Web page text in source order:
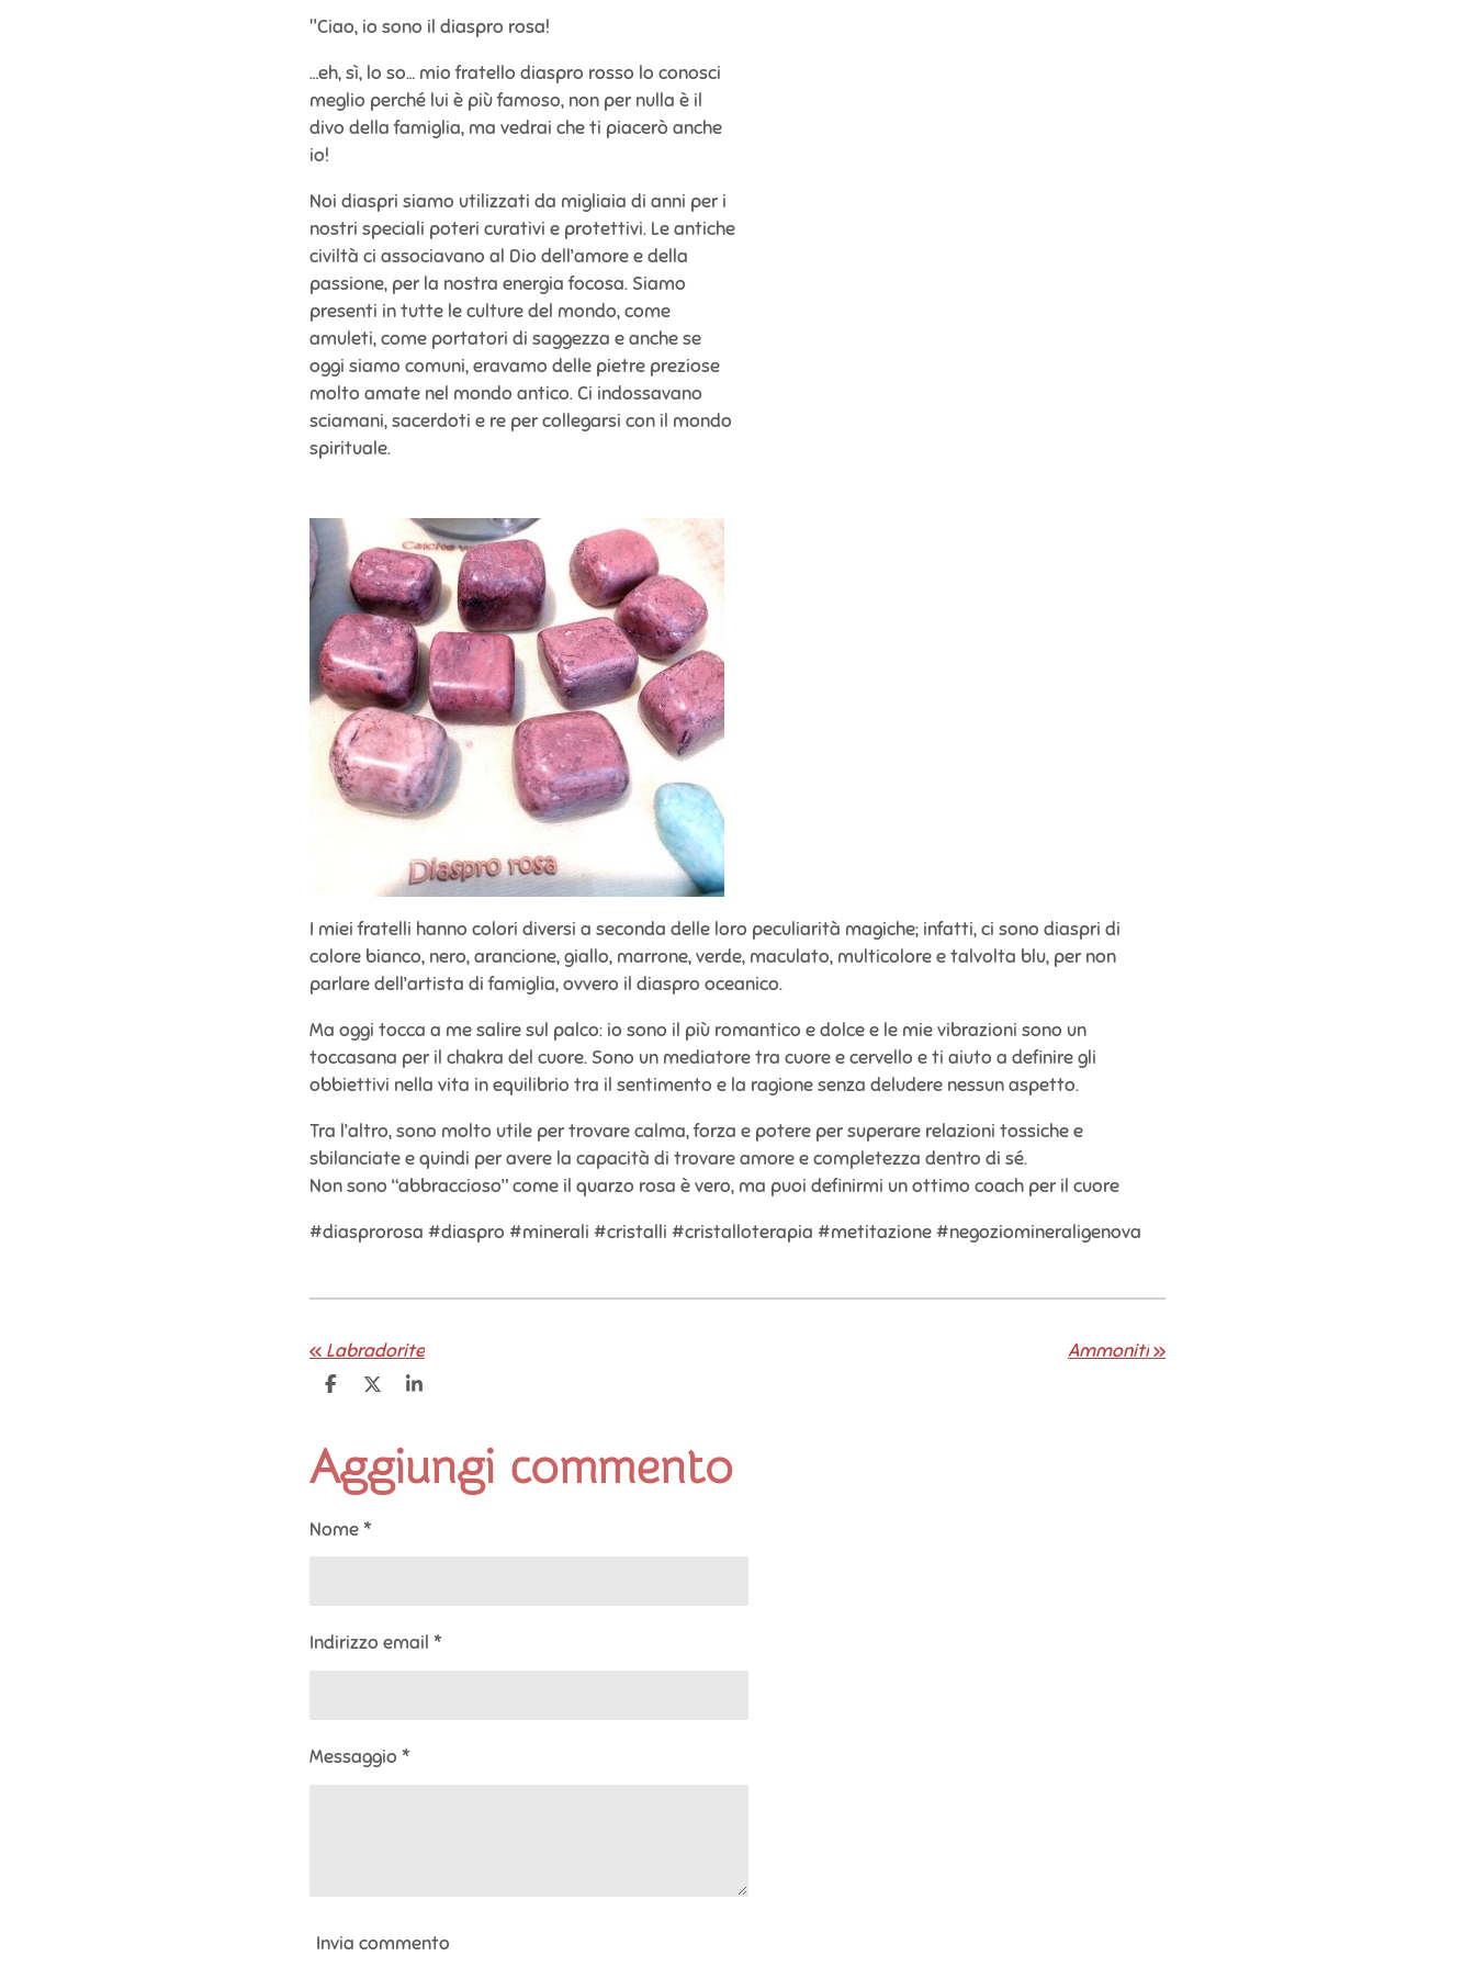
"Ciao, io sono il diaspro rosa!
…eh, sì, lo so… mio fratello diaspro rosso lo conosci
meglio perché lui è più famoso, non per nulla è il
divo della famiglia, ma vedrai che ti piacerò anche
io!
Noi diaspri siamo utilizzati da migliaia di anni per i
nostri speciali poteri curativi e protettivi. Le antiche
civiltà ci associavano al Dio dell’amore e della
passione, per la nostra energia focosa. Siamo
presenti in tutte le culture del mondo, come
amuleti, come portatori di saggezza e anche se
oggi siamo comuni, eravamo delle pietre preziose
molto amate nel mondo antico. Ci indossavano
sciamani, sacerdoti e re per collegarsi con il mondo
spirituale.
I miei fratelli hanno colori diversi a seconda delle loro peculiarità magiche; infatti, ci sono diaspri di
colore bianco, nero, arancione, giallo, marrone, verde, maculato, multicolore e talvolta blu, per non
parlare dell’artista di famiglia, ovvero il diaspro oceanico.
Ma oggi tocca a me salire sul palco: io sono il più romantico e dolce e le mie vibrazioni sono un
toccasana per il chakra del cuore. Sono un mediatore tra cuore e cervello e ti aiuto a definire gli
obbiettivi nella vita in equilibrio tra il sentimento e la ragione senza deludere nessun aspetto.
Tra l’altro, sono molto utile per trovare calma, forza e potere per superare relazioni tossiche e
sbilanciate e quindi per avere la capacità di trovare amore e completezza dentro di sé.
Non sono “abbraccioso” come il quarzo rosa è vero, ma puoi definirmi un ottimo coach per il cuore
#diasprorosa #diaspro #minerali #cristalli #cristalloterapia #metitazione #negoziomineraligenova
« Labradorite Ammoniti»
C
d
i
v
d
i
C
i
v
d
C
i
v
Aggiungi commento
Nome *
Indirizzo email *
Messaggio *
Invia commento